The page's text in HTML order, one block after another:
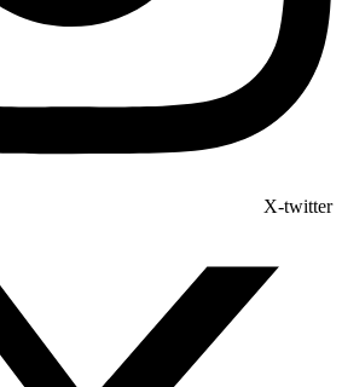
X-twitter